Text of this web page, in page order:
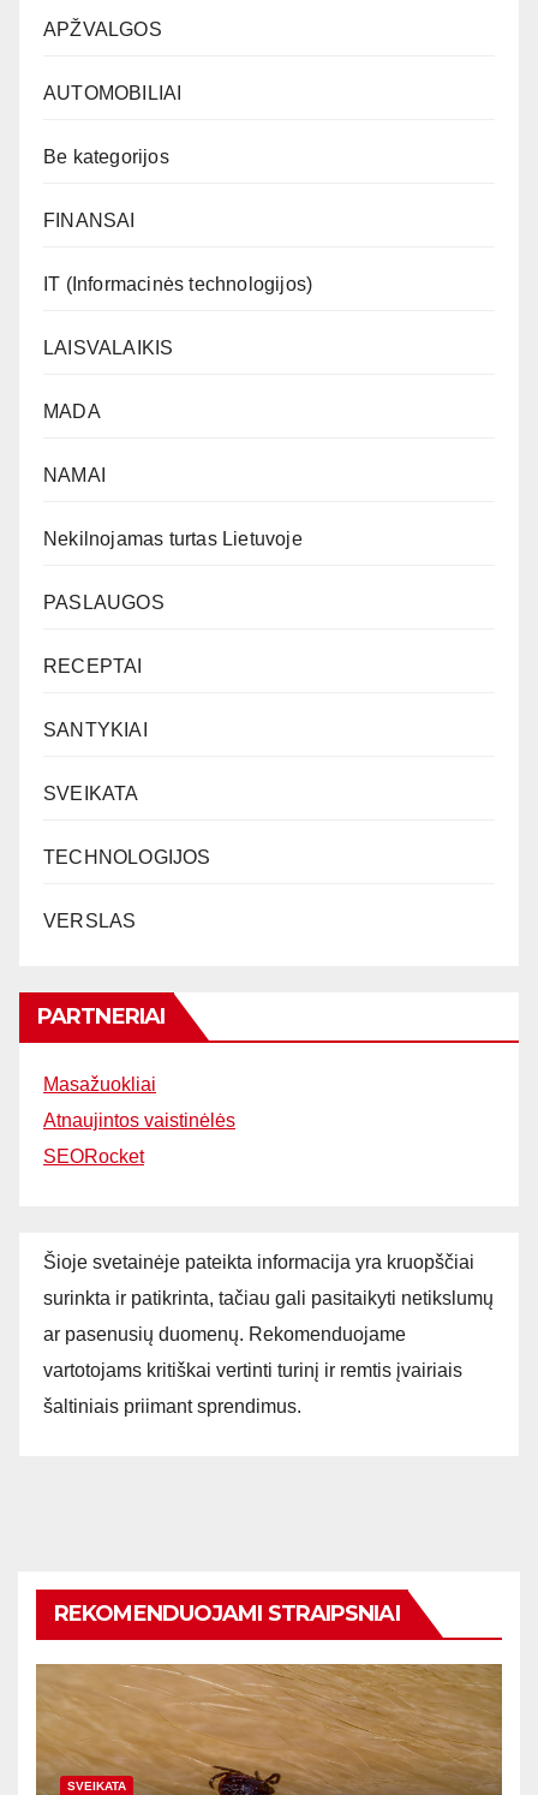
APŽVALGOS
AUTOMOBILIAI
Be kategorijos
FINANSAI
IT (Informacinės technologijos)
LAISVALAIKIS
MADA
NAMAI
Nekilnojamas turtas Lietuvoje
PASLAUGOS
RECEPTAI
SANTYKIAI
SVEIKATA
TECHNOLOGIJOS
VERSLAS
PARTNERIAI
Masažuokliai
Atnaujintos vaistinėlės
SEORocket
Šioje svetainėje pateikta informacija yra kruopščiai
surinkta ir patikrinta, tačiau gali pasitaikyti netikslumų
ar pasenusių duomenų. Rekomenduojame
vartotojams kritiškai vertinti turinį ir remtis įvairiais
šaltiniais priimant sprendimus.
REKOMENDUOJAMI STRAIPSNIAI
SVEIKATA